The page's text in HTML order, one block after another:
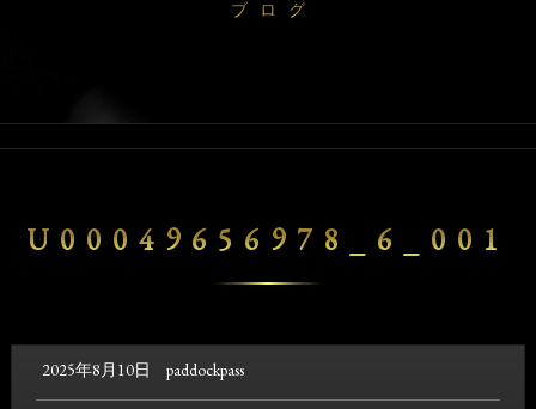
ブログ
U00049656978_6_001
2025年8月10日 paddockpass